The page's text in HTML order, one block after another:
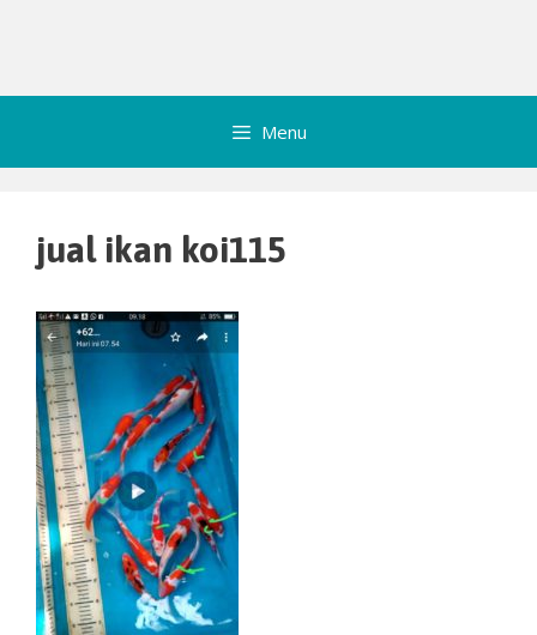
Menu
jual ikan koi115